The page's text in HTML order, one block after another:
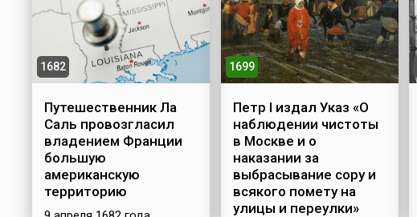
1682
Путешественник Ла
Саль провозгласил
владением Франции
большую
американскую
территорию
1699
Петр I издал Указ «О
наблюдении чистоты
в Москве и о
наказании за
выбрасывание сору и
всякого помету на
улицы и переулки»